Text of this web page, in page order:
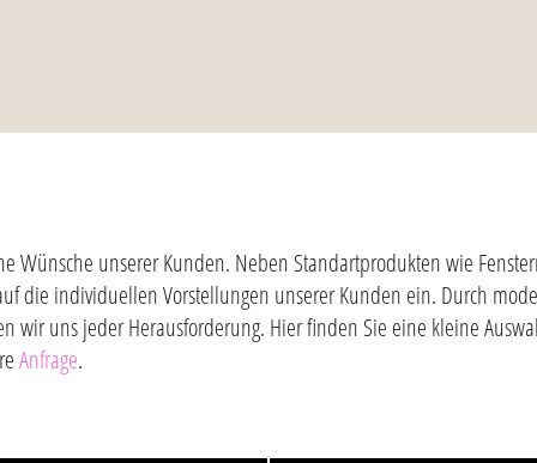
Wünsche unserer Kunden. Neben Standartprodukten wie
die individuellen Vorstellungen unserer Kunden ein. Durch
wir uns jeder Herausforderung. Hier finden Sie eine kleine
Anfrage.